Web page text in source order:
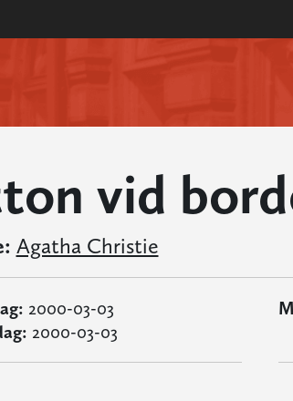
vid
Agatha Christie
2000-03-03
2000-03-03